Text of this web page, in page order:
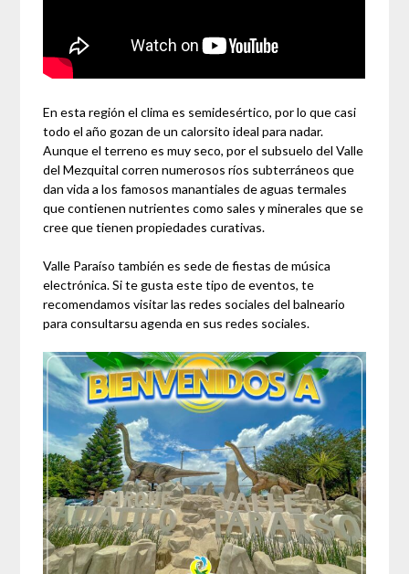
En esta región el clima es semidesértico, por lo que casi
todo el año gozan de un calorsito ideal para nadar.
Aunque el terreno es muy seco, por el subsuelo del Valle
del Mezquital corren numerosos ríos subterráneos que
dan vida a los famosos manantiales de aguas termales
que contienen nutrientes como sales y minerales que se
cree que tienen propiedades curativas.
Valle Paraíso también es sede de fiestas de música
electrónica. Si te gusta este tipo de eventos, te
recomendamos visitar las redes sociales del balneario
para consultarsu agenda en sus redes sociales.